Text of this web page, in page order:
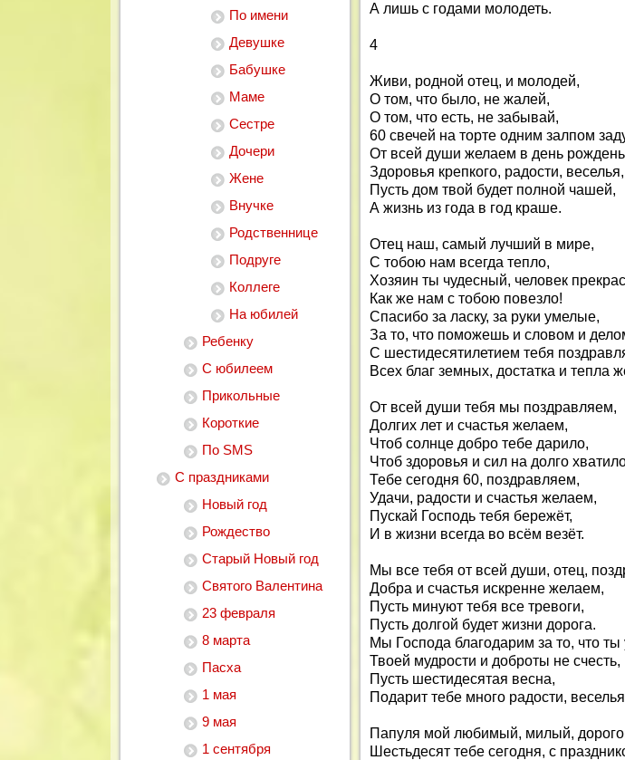
По имени
Девушке
Бабушке
Маме
Сестре
Дочери
Жене
Внучке
Родственнице
Подруге
Коллеге
На юбилей
Ребенку
С юбилеем
Прикольные
Короткие
По SMS
С праздниками
Новый год
Рождество
Старый Новый год
Святого Валентина
23 февраля
8 марта
Пасха
1 мая
9 мая
1 сентября
А лишь с годами молодеть.
4
Живи, родной отец, и молодей,
О том, что было, не жалей,
О том, что есть, не забывай,
60 свечей на торте одним залпом
От всей души желаем в день
Здоровья крепкого, радости, веселья,
Пусть дом твой будет полной чашей,
А жизнь из года в год краше.
Отец наш, самый лучший в мире,
С тобою нам всегда тепло,
Хозяин ты чудесный, человек
Как же нам с тобою повезло!
Спасибо за ласку, за руки умелые,
За то, что поможешь и словом и
С шестидесятилетием тебя
Всех благ земных, достатка и тепла
От всей души тебя мы поздравляем,
Долгих лет и счастья желаем,
Чтоб солнце добро тебе дарило,
Чтоб здоровья и сил на долго
Тебе сегодня 60, поздравляем,
Удачи, радости и счастья желаем,
Пускай Господь тебя бережёт,
И в жизни всегда во всём везёт.
Мы все тебя от всей души, отец,
Добра и счастья искренне желаем,
Пусть минуют тебя все тревоги,
Пусть долгой будет жизни дорога.
Мы Господа благодарим за то, что ты
Твоей мудрости и доброты не счесть,
Пусть шестидесятая весна,
Подарит тебе много радости,
Папуля мой любимый, милый,
Шестьдесят тебе сегодня, с